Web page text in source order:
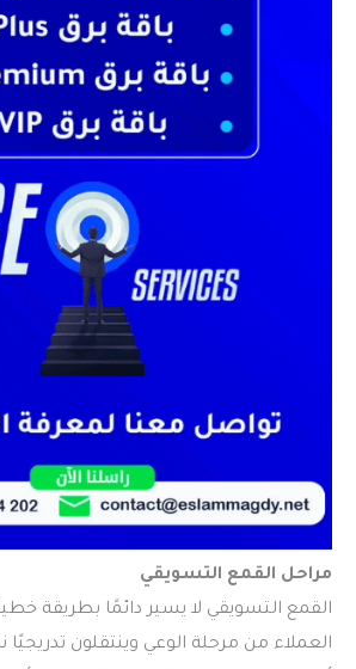
مراحل القمع التسويقي
القمع التسويقي لا يسير دائمًا بطريقة
العملاء من مرحلة الوعي وينتقلون تدريجيًا